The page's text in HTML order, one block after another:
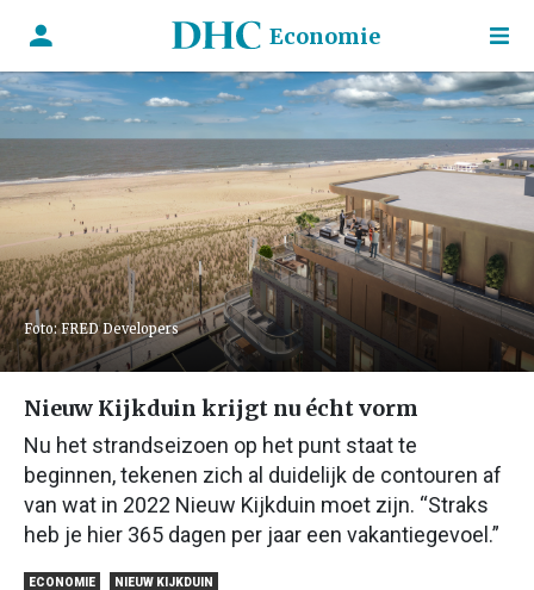
Economie
Foto: FRED Developers
Nieuw Kijkduin krijgt nu écht vorm
Nu het strandseizoen op het punt staat te
beginnen, tekenen zich al duidelijk de contouren af
van wat in 2022 Nieuw Kijkduin moet zijn. “Straks
heb je hier 365 dagen per jaar een vakantiegevoel.”
ECONOMIE NIEUW KIJKDUIN